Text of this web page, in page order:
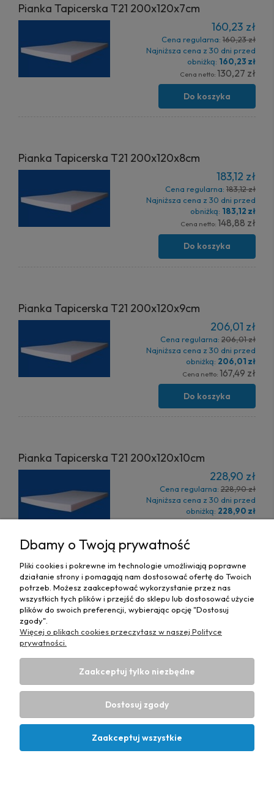
Pianka Tapicerska T21 200x120x7cm
160,23 zł
Cena regularna: 160,23 zł
Najniższa cena z 30 dni przed
obniżką: 160,23 zł
Cena netto: 130,27 zł
Do koszyka
Pianka Tapicerska T21 200x120x8cm
183,12 zł
Cena regularna: 183,12 zł
Najniższa cena z 30 dni przed
obniżką: 183,12 zł
Cena netto: 148,88 zł
Do koszyka
Pianka Tapicerska T21 200x120x9cm
206,01 zł
Cena regularna: 206,01 zł
Najniższa cena z 30 dni przed
obniżką: 206,01 zł
Cena netto: 167,49 zł
Do koszyka
Pianka Tapicerska T21 200x120x10cm
228,90 zł
Cena regularna: 228,90 zł
Najniższa cena z 30 dni przed
obniżką: 228,90 zł
186,10 zł
Do koszyka
Pianka Tapicerska T21 200x120x11cm
Cena regularna:
obniżką:251,79 zł
Cena netto:
Dbamy o Twoją prywatność
Pliki cookies i pokrewne im technologie umożliwiają poprawne
działanie strony i pomagają nam dostosować ofertę do Twoich
potrzeb. Możesz zaakceptować wykorzystanie przez nas
wszystkich tych plików i przejść do sklepu lub dostosować użycie
plików do swoich preferencji, wybierając opcję "Dostosuj
zgody".
Więcej o plikach cookies przeczytasz w naszej Polityce
prywatności.
Zaakceptuj tylko niezbędne
Dostosuj zgody
Zaakceptuj wszystkie